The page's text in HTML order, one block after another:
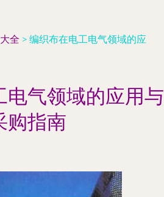
全 > 编织布在电工电气领域的应
电气领域的应用与
购指南